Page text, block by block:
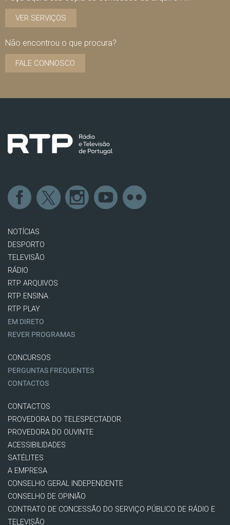
VER SERVIÇOS
Não encontrou o que procura?
FALE CONNOSCO
NOTÍCIAS
DESPORTO
TELEVISÃO
RÁDIO
RTP ARQUIVOS
RTP ENSINA
RTP PLAY
EM DIRETO
REVER PROGRAMAS
CONCURSOS
PERGUNTAS FREQUENTES
CONTACTOS
CONTACTOS
PROVEDORA DO TELESPECTADOR
PROVEDORA DO OUVINTE
ACESSIBILIDADES
SATÉLITES
A EMPRESA
CONSELHO GERAL INDEPENDENTE
CONSELHO DE OPINIÃO
CONTRATO DE CONCESSÃO DO SERVIÇO PÚBLICO DE RÁDIO E
TELEVISÃO